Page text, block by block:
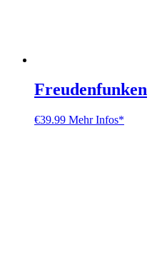
Freudenfunken
€39.99 Mehr Infos*